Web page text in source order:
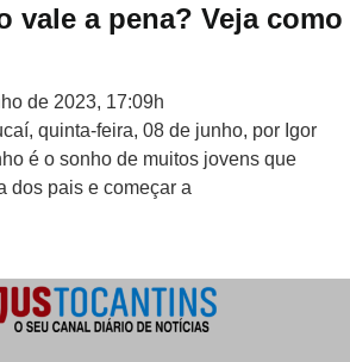
vale a pena? Veja como
de 2023, 17:09h
quinta-feira, 08 de junho, por Igor
é o sonho de muitos jovens que
dos pais e começar a